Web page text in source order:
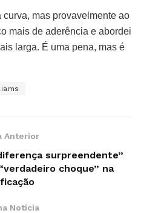
curva, mas provavelmente ao
mais de aderência e abordei
larga. É uma pena, mas é
Anterior
surpreendente”
choque” na
Notícia